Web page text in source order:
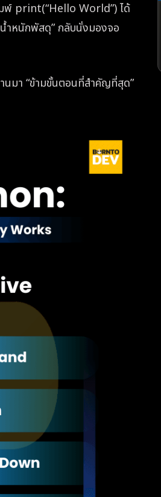
print(“Hello World”) ได้
ำหนักพัสดุ” กลับนั่งมองจอ
นมา “ข้ามขั้นตอนที่สำคัญที่สุด”